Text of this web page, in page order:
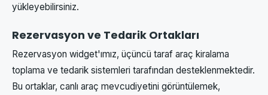
yükleyebilirsiniz.
Rezervasyon ve Tedarik Ortakları
Rezervasyon widget'ımız, üçüncü taraf araç kiralama
toplama ve tedarik sistemleri tarafından desteklenmektedir.
Bu ortaklar, canlı araç mevcudiyetini görüntülemek,